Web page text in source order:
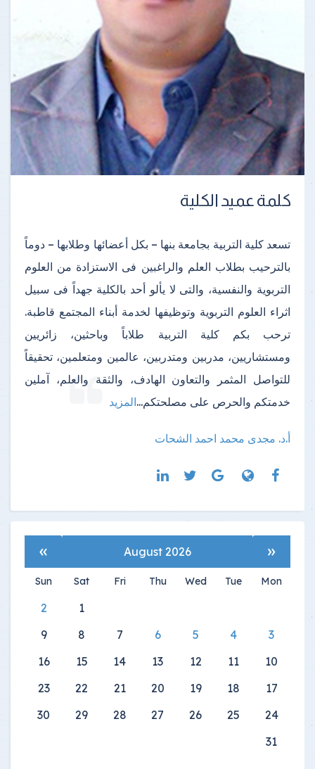
كلمة عميد الكلية
تسعد كلية التربية بجامعة بنها – بكل أعضائها وطلابها – دوماً
بالترحيب بطلاب العلم والراغبين فى الاستزادة من العلوم
التربوية والنفسية، والتى لا يألو أحد بالكلية جهداً فى سبيل
اثراء العلوم التربوية وتوظيفها لخدمة أبناء المجتمع قاطبة.
ترحب بكم كلية التربية طلاباً وباحثين، زائريين
ومستشاريين، مدربين ومتدربين، عالمين ومتعلمين، تحقيقاً
للتواصل المثمر والتعاون الهادف، والثقة والعلم، آملين
خدمتكم والحرص على مصلحتكم...المزيد
أ.د. مجدى محمد احمد الشحات
«
August 2026
»
Mon
Tue
Wed
Thu
Fri
Sat
Sun
1
2
3
4
5
6
7
8
9
10
11
12
13
14
15
16
17
18
19
20
21
22
23
24
25
26
27
28
29
30
31